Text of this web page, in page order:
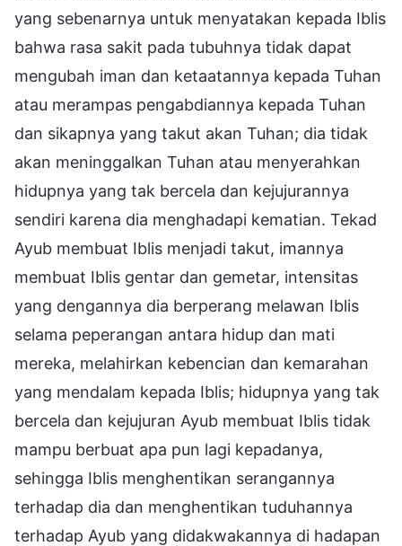
yang sebenarnya untuk menyatakan kepada Iblis
bahwa rasa sakit pada tubuhnya tidak dapat
mengubah iman dan ketaatannya kepada Tuhan
atau merampas pengabdiannya kepada Tuhan
dan sikapnya yang takut akan Tuhan; dia tidak
akan meninggalkan Tuhan atau menyerahkan
hidupnya yang tak bercela dan kejujurannya
sendiri karena dia menghadapi kematian. Tekad
Ayub membuat Iblis menjadi takut, imannya
membuat Iblis gentar dan gemetar, intensitas
yang dengannya dia berperang melawan Iblis
selama peperangan antara hidup dan mati
mereka, melahirkan kebencian dan kemarahan
yang mendalam kepada Iblis; hidupnya yang tak
bercela dan kejujuran Ayub membuat Iblis tidak
mampu berbuat apa pun lagi kepadanya,
sehingga Iblis menghentikan serangannya
terhadap dia dan menghentikan tuduhannya
terhadap Ayub yang didakwakannya di hadapan